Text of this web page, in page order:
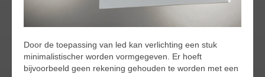
Door de toepassing van led kan verlichting een stuk
minimalistischer worden vormgegeven. Er hoeft
bijvoorbeeld geen rekening gehouden te worden met een